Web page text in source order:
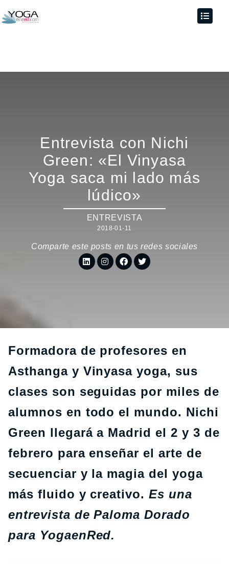
Entrevista con Nichi
Green: «El Vinyasa
Yoga saca mi lado más
lúdico»
ENTREVISTA
2018-01-11
Comparte este posts en tus redes sociales
Formadora de profesores en
Asthanga y Vinyasa yoga, sus
clases son seguidas por miles de
alumnos en todo el mundo. Nichi
Green llegará a Madrid el 2 y 3 de
febrero para enseñar el arte de
secuenciar y la magia del yoga
más fluido y creativo.Es una
entrevista de Paloma Dorado
para YogaenRed.